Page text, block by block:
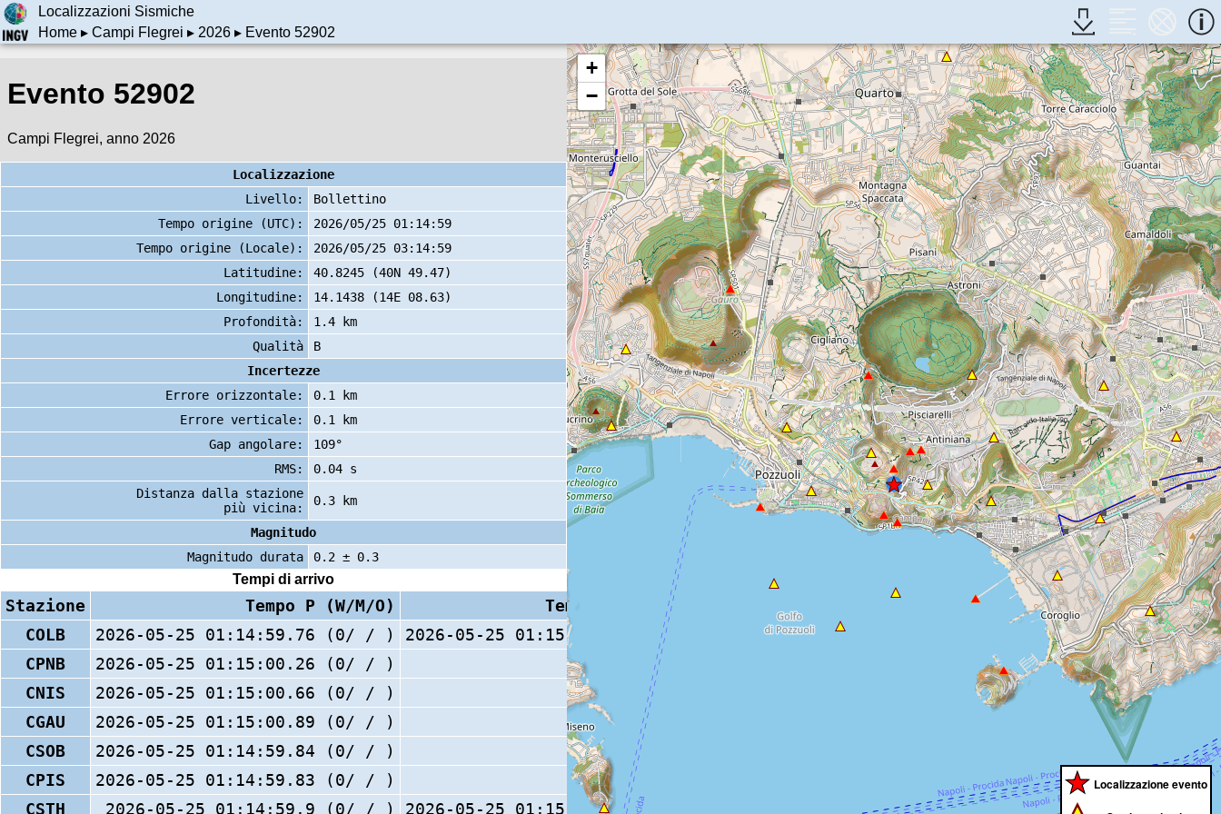
Localizzazioni Sismiche
Home▸ Campi Flegrei ▸ 2026▸ Evento 52902
Evento 52902
Campi Flegrei, anno 2026
Localizzazione
Livello:
Bollettino
Tempo origine (UTC):
2026/05/25 01:14:59
Tempo origine (Locale):
2026/05/25 03:14:59
Latitudine:
40.8245 (40N 49.47)
Longitudine:
14.1438 (14E 08.63)
Profondità:
1.4 km
Qualità
B
Incertezze
Errore orizzontale:
0.1 km
Errore verticale:
0.1 km
Gap angolare:
109°
RMS:
0.04 s
Distanza dalla stazione
più vicina:
0.3 km
Magnitudo
Magnitudo durata
0.2 ± 0.3
Tempi di arrivo
Stazione Tempo P (W/M/O) Tempo S (W/M/O)
COLB
2026-05-25 01:14:59.76 (0/ / )
2026-05-25 01:15:00.4 (0/ / )
CPNB
2026-05-25 01:15:00.26 (0/ / )
CNIS
2026-05-25 01:15:00.66 (0/ / )
CGAU
2026-05-25 01:15:00.89 (0/ / )
CSOB
2026-05-25 01:14:59.84 (0/ / )
CPIS
2026-05-25 01:14:59.83 (0/ / )
CSTH
2026-05-25 01:14:59.9 (0/ / ) 2026-05-25 01:15:00.4 (0/ / )
+
−
Localizzazione evento